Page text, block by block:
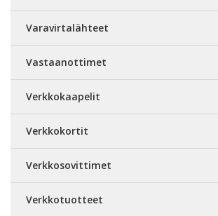
Varavirtalähteet
Vastaanottimet
Verkkokaapelit
Verkkokortit
Verkkosovittimet
Verkkotuotteet